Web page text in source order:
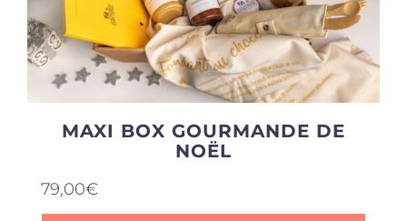
Cours
Accessoires
MAXI BOX GOURMANDE DE
NOËL
79,00€